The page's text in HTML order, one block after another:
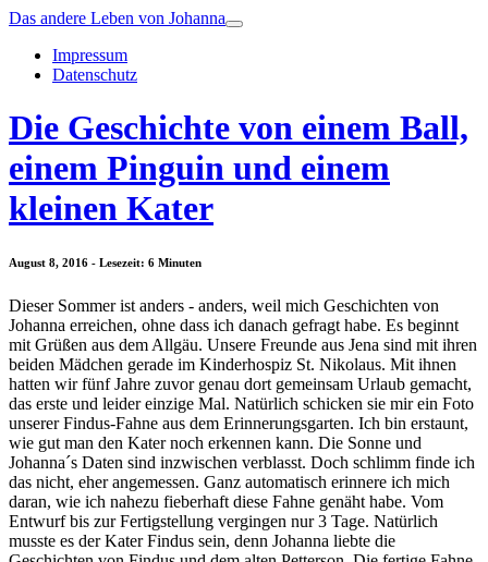
Das andere Leben von Johanna
Impressum
Datenschutz
Die Geschichte von einem Ball,
einem Pinguin und einem
kleinen Kater
August 8, 2016 - Lesezeit: 6 Minuten
Dieser Sommer ist anders - anders, weil mich Geschichten von
Johanna erreichen, ohne dass ich danach gefragt habe. Es beginnt
mit Grüßen aus dem Allgäu. Unsere Freunde aus Jena sind mit ihren
beiden Mädchen gerade im Kinderhospiz St. Nikolaus. Mit ihnen
hatten wir fünf Jahre zuvor genau dort gemeinsam Urlaub gemacht,
das erste und leider einzige Mal. Natürlich schicken sie mir ein Foto
unserer Findus-Fahne aus dem Erinnerungsgarten. Ich bin erstaunt,
wie gut man den Kater noch erkennen kann. Die Sonne und
Johanna´s Daten sind inzwischen verblasst. Doch schlimm finde ich
das nicht, eher angemessen. Ganz automatisch erinnere ich mich
daran, wie ich nahezu fieberhaft diese Fahne genäht habe. Vom
Entwurf bis zur Fertigstellung vergingen nur 3 Tage. Natürlich
musste es der Kater Findus sein, denn Johanna liebte die